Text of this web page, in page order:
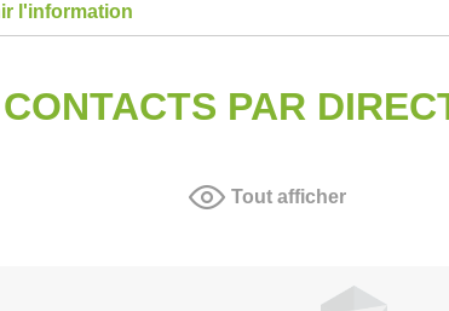
l'information
CONTACTS PAR
Tout afficher